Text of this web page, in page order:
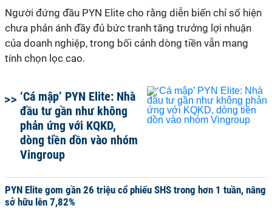
Người đứng đầu PYN Elite cho rằng diễn biến chỉ số hiện
chưa phản ánh đầy đủ bức tranh tăng trưởng lợi nhuận
của doanh nghiệp, trong bối cảnh dòng tiền vẫn mang
tính chọn lọc cao.
‘Cá mập’ PYN Elite: Nhà
đầu tư gần như không
phản ứng với KQKD,
dòng tiền dồn vào nhóm
Vingroup
PYN Elite gom gần 26 triệu cổ phiếu SHS trong hơn 1 tuần, nâng
sở hữu lên 7,82%